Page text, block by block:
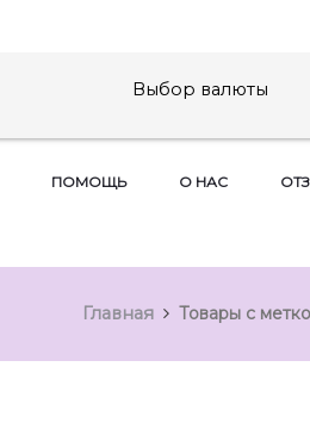
Выбор валюты
ПОМОЩЬ О НАС
Главная Товары с